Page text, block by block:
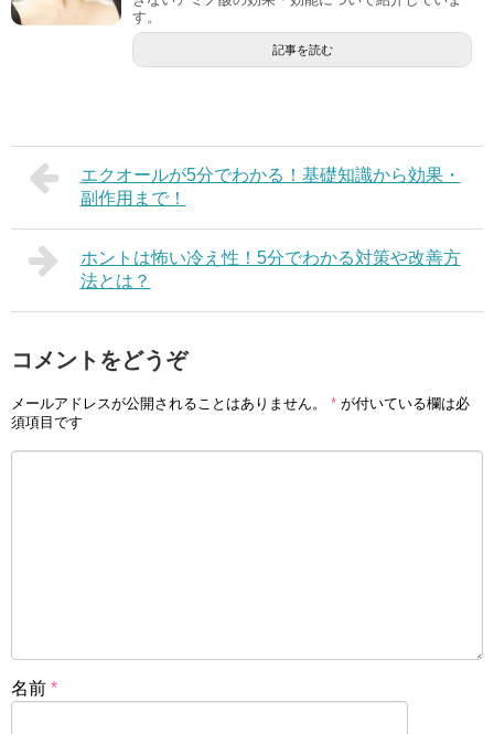
す。
記事を読む
エクオールが5分でわかる！基礎知識から効果・
副作用まで！
ホントは怖い冷え性！5分でわかる対策や改善方
法とは？
コメントをどうぞ
メールアドレスが公開されることはありません。 * が付いている欄は必
須項目です
名前 *